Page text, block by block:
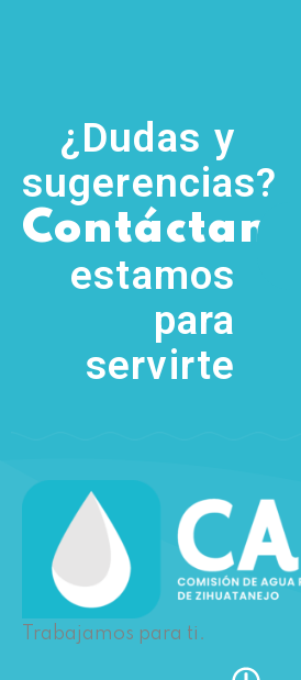
¿Dudas y
sugerencias?
Contáctanos
estamos
para
servirte
Trabajamos para ti.